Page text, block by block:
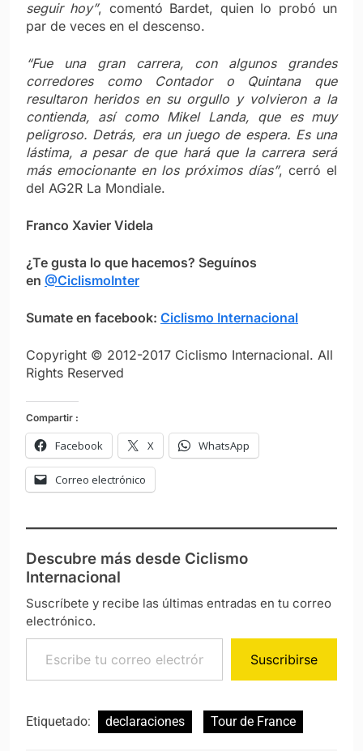
seguir hoy”, comentó Bardet, quien lo probó un
par de veces en el descenso.
“Fue una gran carrera, con algunos grandes
corredores como Contador o Quintana que
resultaron heridos en su orgullo y volvieron a la
contienda, así como Mikel Landa, que es muy
peligroso. Detrás, era un juego de espera. Es una
lástima, a pesar de que hará que la carrera será
más emocionante en los próximos días”, cerró el
del AG2R La Mondiale.
Franco Xavier Videla
¿Te gusta lo que hacemos? Seguínos
en @CiclismoInter
Sumate en facebook: Ciclismo Internacional
Copyright © 2012-2017 Ciclismo Internacional. All
Rights Reserved
Compartir :
Facebook X WhatsApp
Correo electrónico
Descubre más desde Ciclismo
Internacional
Suscríbete y recibe las últimas entradas en tu correo
electrónico.
Escribe tu correo electrónico…
Suscribirse
Etiquetado: declaraciones Tour de France